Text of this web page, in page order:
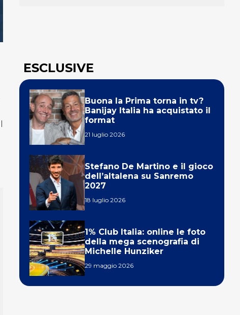
ESCLUSIVE
Buona la Prima torna in tv?
Banijay Italia ha acquistato il
format
21 luglio 2026
Stefano De Martino e il gioco
dell’altalena su Sanremo
2027
18 luglio 2026
1% Club Italia: online le foto
della mega scenografia di
Michelle Hunziker
29 maggio 2026